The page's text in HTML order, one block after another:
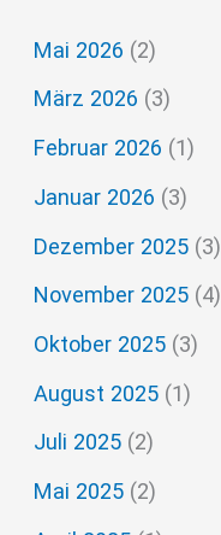
e
n
n
a
c
Mai 2026 (2)
März 2026 (3)
Februar 2026 (1)
Januar 2026 (3)
Dezember 2025 (3)
November 2025 (4)
Oktober 2025 (3)
August 2025 (1)
Juli 2025 (2)
Mai 2025 (2)